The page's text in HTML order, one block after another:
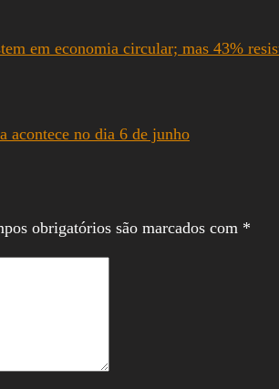
em economia circular; mas 43%
acontece no dia 6 de junho
obrigatórios são marcados com *